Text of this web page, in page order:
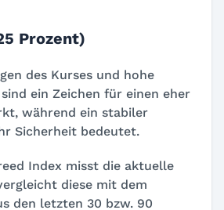
Prozent)
des Kurses und hohe
ein Zeichen für einen eher
während ein stabiler
Sicherheit bedeutet.
Index misst die aktuelle
diese mit dem
den letzten 30 bzw. 90